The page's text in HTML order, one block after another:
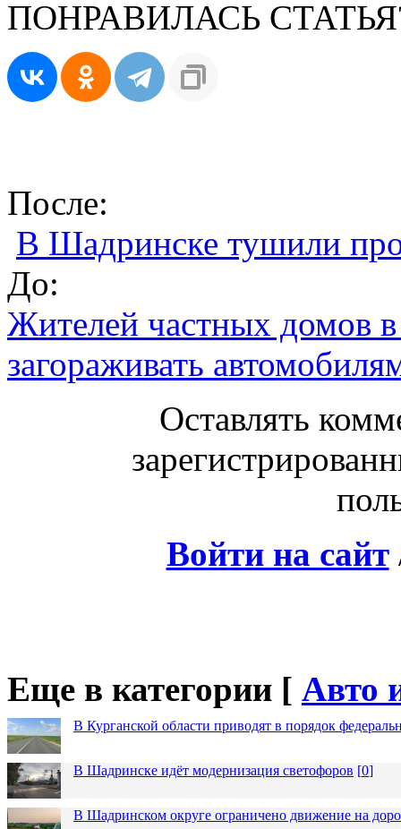
ПОНРАВИЛАСЬ
После:
В Шадринске тушили
До:
Жителей частных домов
загораживать
Оставлять
Войти на сайт
Еще в категории [ Авто
В Курганской области приводят в порядок
В Шадринске идёт модернизация светофоров [0]
В Шадринском округе ограничено движение на